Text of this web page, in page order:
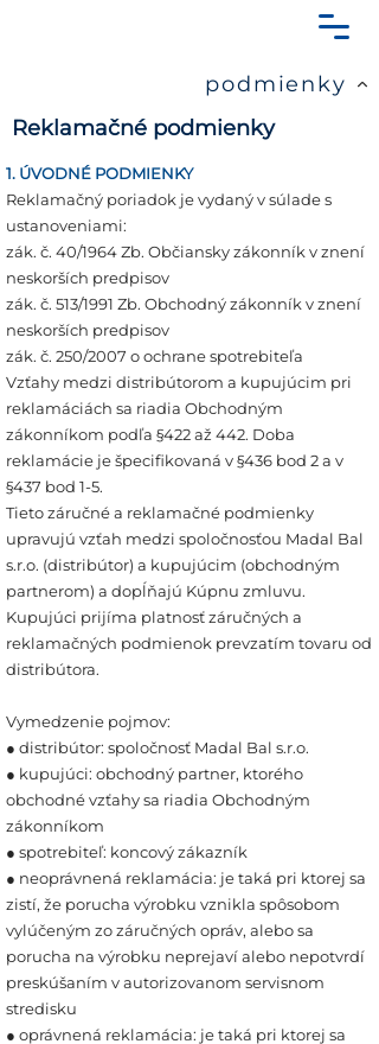
podmienky
Reklamačné podmienky
1. ÚVODNÉ PODMIENKY
Reklamačný poriadok je vydaný v súlade s
ustanoveniami:
zák. č. 40/1964 Zb. Občiansky zákonník v znení
neskorších predpisov
zák. č. 513/1991 Zb. Obchodný zákonník v znení
neskorších predpisov
zák. č. 250/2007 o ochrane spotrebiteľa
Vzťahy medzi distribútorom a kupujúcim pri
reklamáciách sa riadia Obchodným
zákonníkom podľa §422 až 442. Doba
reklamácie je špecifikovaná v §436 bod 2 a v
§437 bod 1-5.
Tieto záručné a reklamačné podmienky
upravujú vzťah medzi spoločnosťou Madal Bal
s.r.o. (distribútor) a kupujúcim (obchodným
partnerom) a dopĺňajú Kúpnu zmluvu.
Kupujúci prijíma platnosť záručných a
reklamačných podmienok prevzatím tovaru od
distribútora.
Vymedzenie pojmov:
● distribútor: spoločnosť Madal Bal s.r.o.
● kupujúci: obchodný partner, ktorého
obchodné vzťahy sa riadia Obchodným
zákonníkom
● spotrebiteľ: koncový zákazník
● neoprávnená reklamácia: je taká pri ktorej sa
zistí, že porucha výrobku vznikla spôsobom
vylúčeným zo záručných opráv, alebo sa
porucha na výrobku neprejaví alebo nepotvrdí
preskúšaním v autorizovanom servisnom
stredisku
● oprávnená reklamácia: je taká pri ktorej sa